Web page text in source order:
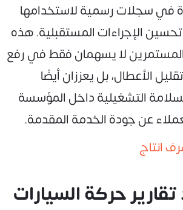
في سجلات رسمية لاستخدامها
الإجراءات المستقبلية. هذه
المستمرين لا يسهمان فقط في رفع
الأعطال، بل يعززان أيضًا
التشغيلية داخل المؤسسة
عن جودة الخدمة المقدمة.
انتاج
تقارير حركة السيارات